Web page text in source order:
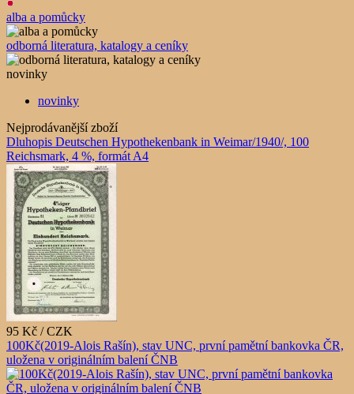
alba a pomůcky
odborná literatura, katalogy a ceníky
novinky
novinky
Nejprodávanější zboží
Dluhopis Deutschen Hypothekenbank in Weimar/1940/, 100
Reichsmark, 4 %, formát A4
95 Kč / CZK
100Kč(2019-Alois Rašín), stav UNC, první pamětní bankovka ČR,
uložena v originálním balení ČNB